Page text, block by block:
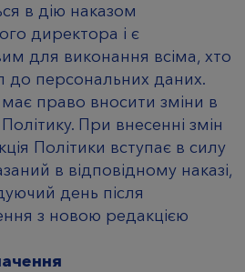
в дію наказом
директора і є
для виконання всіма, хто
до персональних даних.
право вносити зміни в
При внесенні змін
Політики вступає в силу
в відповідному наказі,
день після
з новою редакцією